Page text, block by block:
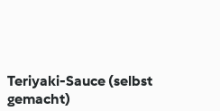
Teriyaki-Sauce (selbst
gemacht)